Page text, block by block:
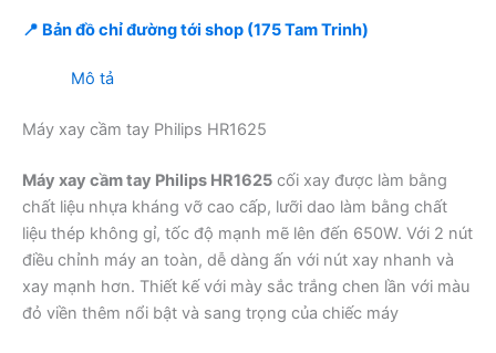
📍 Bản đồ chỉ đường tới shop (175 Tam Trinh)
Mô tả
Máy xay cầm tay Philips HR1625
Máy xay cầm tay Philips HR1625 cối xay được làm bằng
chất liệu nhựa kháng vỡ cao cấp, lưỡi dao làm bằng chất
liệu thép không gỉ, tốc độ mạnh mẽ lên đến 650W. Với 2 nút
điều chỉnh máy an toàn, dễ dàng ấn với nút xay nhanh và
xay mạnh hơn. Thiết kế với mày sắc trắng chen lần với màu
đỏ viền thêm nổi bật và sang trọng của chiếc máy